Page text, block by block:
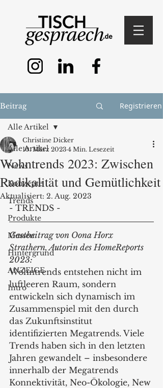
Beitrag Registrieren
Alle Artikel
News
Konzepte
Trends
Produkte
Messen
Hintergrund
ANZEIGE
Intro
Alle Artikel
Wohntrends 2023: Zwischen
Radikalität und Gemütlichkeit
Christine Dicker
10. März 2023 4 Min. Lesezeit
Aktualisiert: 2. Aug. 2023
- TRENDS -
Gastbeitrag von Oona Horx
Strathern, Autorin des HomeReports
2023:
Wohntrends entstehen nicht im
luftleeren Raum, sondern
entwickeln sich dynamisch im
Zusammenspiel mit den durch
das Zukunftsinstitut
identifizierten Megatrends. Viele
Trends haben sich in den letzten
Jahren gewandelt – insbesondere
innerhalb der Megatrends
Konnektivität, Neo-Ökologie, New